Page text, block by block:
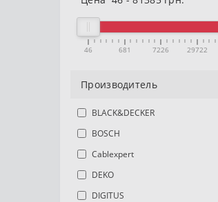
46 681 7226 29722
Производитель
BLACK&DECKER
BOSCH
Cablexpert
DEKO
DIGITUS